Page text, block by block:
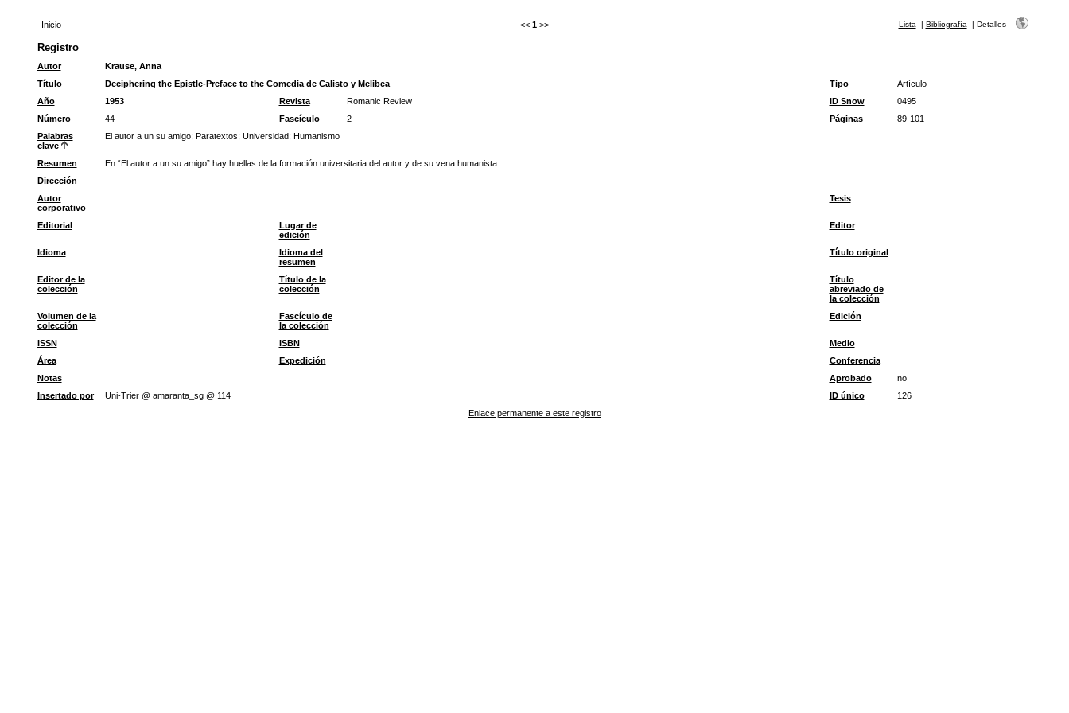
Inicio << 1 >> Lista | Bibliografía | Detalles
Registro
Autor
Krause, Anna
Título
Deciphering the Epistle-Preface to the Comedia de Calisto y Melibea Tipo
Artículo
Año
1953 Revista Romanic Review ID Snow
0495
Número
44 Fascículo 2 Páginas
89-101
Palabras
clave
El autor a un su amigo; Paratextos; Universidad; Humanismo
Resumen
En “El autor a un su amigo” hay huellas de la formación universitaria del autor y de su vena humanista.
Dirección
Autor
corporativo
Tesis
Editorial
Lugar de
edición
Editor
Idioma
Idioma del
resumen
Título original
Editor de la
colección
Título de la
colección
Título
abreviado de
la colección
Volumen de la
colección
Fascículo de
la colección
Edición
ISSN ISBN
Medio
Área
Expedición
Conferencia
Notas
Aprobado
no
Insertado por
Uni-Trier @ amaranta_sg @ 114 ID único
126
Enlace permanente a este registro